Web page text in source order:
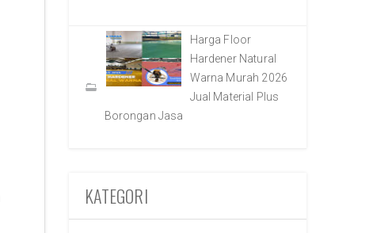
Harga Floor
Hardener Natural
Warna Murah 2026
Jual Material Plus
Borongan Jasa
KATEGORI